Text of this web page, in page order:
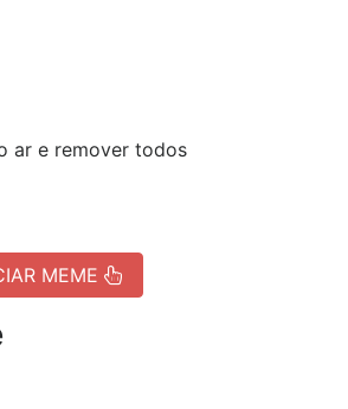
ar e remover todos
MEME